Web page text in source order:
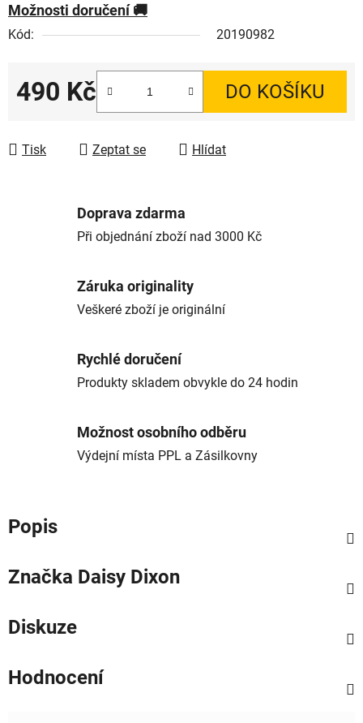
Možnosti doručení
Kód: 20190982
490 Kč DO KOŠÍKU
Tisk Zeptat se Hlídat
Doprava zdarma
Při objednání zboží nad 3000 Kč
Záruka originality
Veškeré zboží je originální
Rychlé doručení
Produkty skladem obvykle do 24 hodin
Možnost osobního odběru
Výdejní místa PPL a Zásilkovny
Popis
Značka Daisy Dixon
Diskuze
Hodnocení